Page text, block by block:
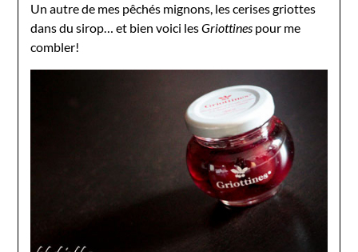
Un autre de mes pêchés mignons, les cerises griottes
dans du sirop… et bien voici lesGriottines pour me
combler!